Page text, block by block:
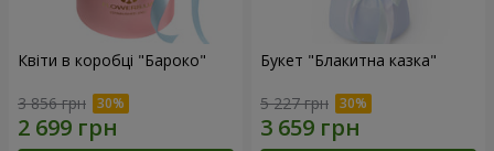
Квіти в коробці "Бароко"
3 856 грн
Букет "Блакитна казка"
5 227 грн